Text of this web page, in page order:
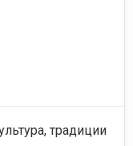
традиции